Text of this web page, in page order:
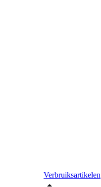
Verbruiksartikelen